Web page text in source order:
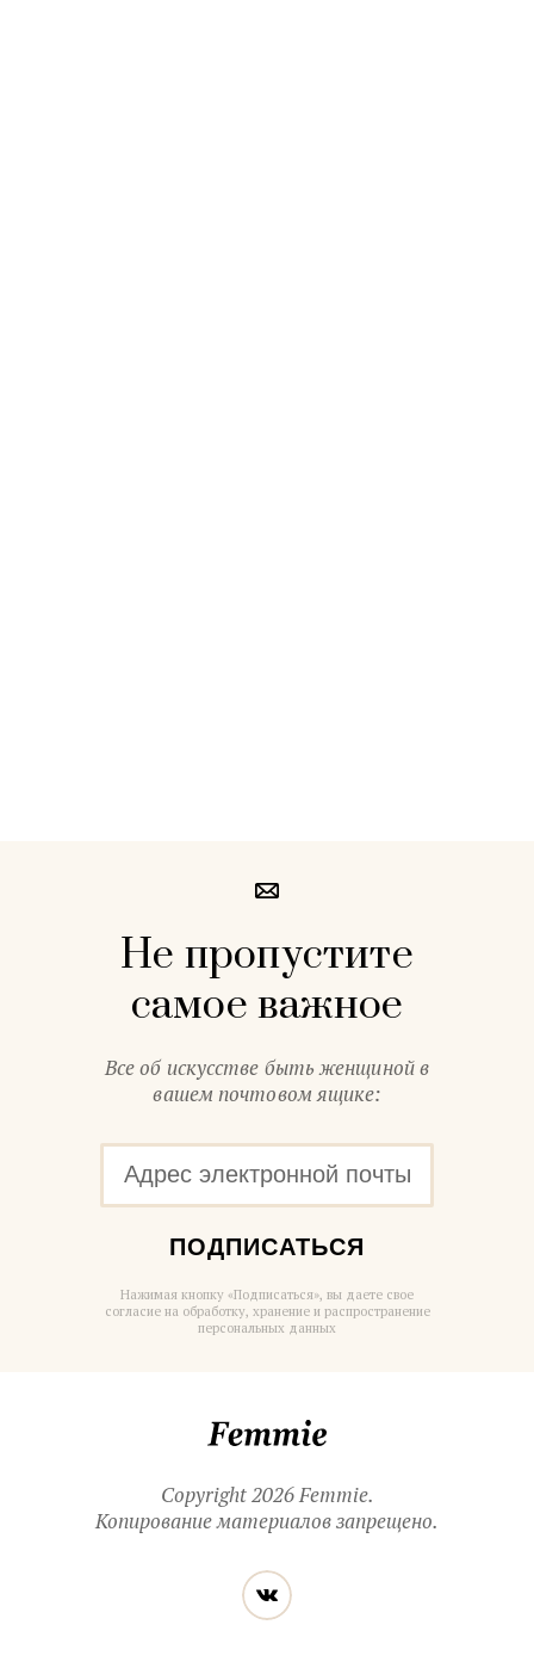
Не пропустите
самое важное
Все об искусстве быть женщиной в
вашем почтовом ящике:
ПОДПИСАТЬСЯ
Нажимая кнопку «Подписаться», вы даете свое
согласие на обработку, хранение и распространение
персональных данных
Copyright 2026 Femmie.
Копирование материалов запрещено.
Читайте
нас
в социальных